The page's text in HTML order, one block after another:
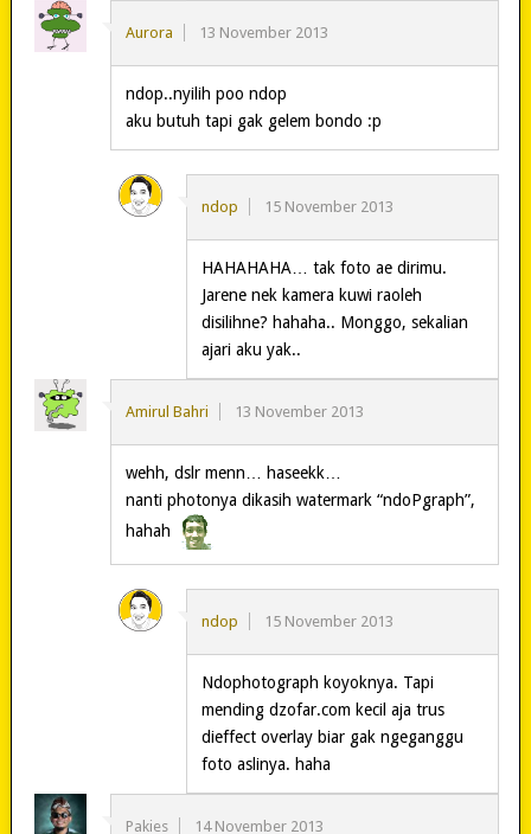
Aurora 13 November 2013
ndop..nyilih poo ndop
aku butuh tapi gak gelem bondo :p
ndop 15 November 2013
HAHAHAHA… tak foto ae dirimu.
Jarene nek kamera kuwi raoleh
disilihne? hahaha.. Monggo, sekalian
ajari aku yak..
Amirul Bahri 13 November 2013
wehh, dslr menn… haseekk…
nanti photonya dikasih watermark “ndoPgraph”,
hahah
ndop 15 November 2013
Ndophotograph koyoknya. Tapi
mending dzofar.com kecil aja trus
dieffect overlay biar gak ngeganggu
foto aslinya. haha
Pakies 14 November 2013